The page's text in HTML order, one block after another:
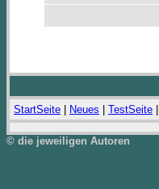
StartSeite Neues TestSeite
© die jeweiligen Autoren